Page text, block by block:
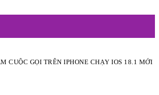
CUỘC GỌI TRÊN IPHONE CHẠY IOS 18.1 MỚI